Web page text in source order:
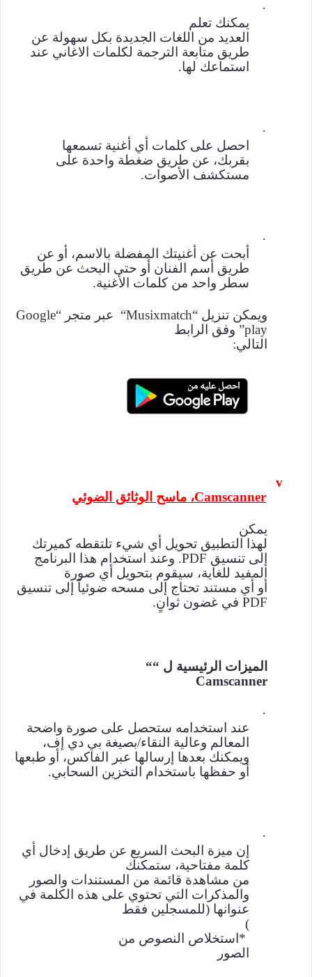
·
يمكنك تعلم
العديد من اللغات الجديدة بكل سهولة عن
طريق متابعة الترجمة لكلمات الاغاني عند
استماعك لها.
·
احصل على كلمات أي أغنية تسمعها
بقربك، عن طريق ضغطة واحدة على
مستكشف الأصوات.
·
أبحت عن أغنيتك المفضلة بالاسم، أو عن
طريق أسم الفنان أو حتى البحث عن طريق
سطر واحد من كلمات الأغنية.
ويمكن تنزيل “
“Musixmatch عبر متجر “Google
play” وفق
الرابط
التالي:
v
Camscanner، ماسح الوثائق الضوئي
يمكن
لهذا التطبيق تحويل أي شيء تلتقطه كميرتك
إلى تنسيق PDF. وعند استخدام هذا البرنامج
المفيد للغاية، سيقوم بتحويل أي صورة
أو أي مستند تحتاج إلى مسحه ضوئياً إلى تنسيق
PDF في غضون ثوانٍ.
الميزات الرئيسية ل ““
Camscanner
·
عند استخدامه ستحصل على صورة واضحة
المعالم وعالية النقاء/بصيغة بي دي إف،
ويمكنك بعدها إرسالها عبر الفاكس، أو طبعها
أو حفظها باستخدام التخزين السحابي.
·
إن ميزة البحث السريع عن طريق إدخال أي
كلمة مفتاحية، ستمكنك
من مشاهدة قائمة من المستندات والصور
والمذكرات التي تحتوي على هذه الكلمة في
عنوانها (للمسجلين فقط
(
* استخلاص النصوص من
الصور